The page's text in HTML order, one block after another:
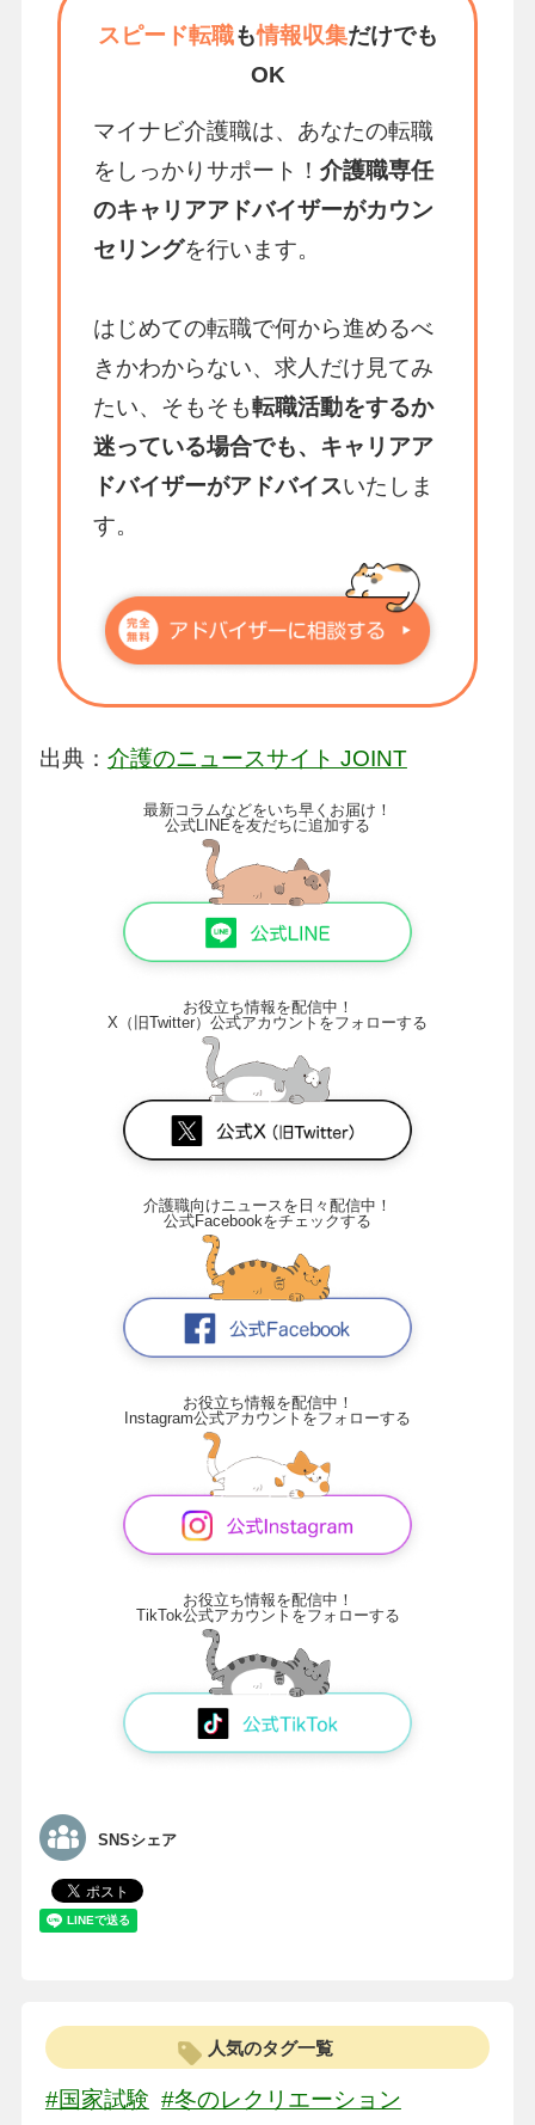
スピード転職も情報収集だけでも
OK
マイナビ介護職は、あなたの転職
をしっかりサポート！ 介護職専任
のキャリアアドバイザーがカウン
セリングを行います。
はじめての転職で何から進めるべ
きかわからない、求人だけ見てみ
たい、そもそも転職活動をするか
迷っている場合でも、キャリアア
ドバイザーがアドバイスいたしま
す。
出典： 介護のニュースサイト JOINT
最新コラムなどをいち早くお届け！
公式LINEを友だちに追加する
お役立ち情報を配信中！
X（旧Twitter）公式アカウントをフォローする
介護職向けニュースを日々配信中！
公式Facebookをチェックする
お役立ち情報を配信中！
Instagram公式アカウントをフォローする
お役立ち情報を配信中！
TikTok公式アカウントをフォローする
SNSシェア
人気のタグ一覧
#国家試験 #冬のレクリエーション